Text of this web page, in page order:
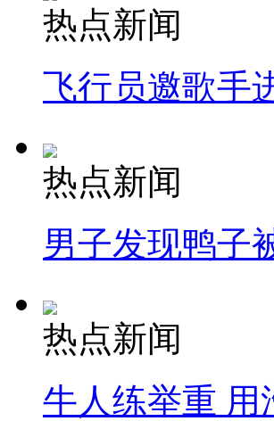
热点新闻
飞行员邀歌手
热点新闻
男子发现鸭子
热点新闻
牛人练举重 用